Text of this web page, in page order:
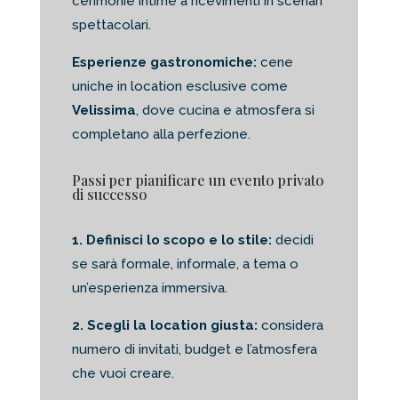
spettacolari.
Esperienze gastronomiche: cene
uniche in location esclusive come
Velissima, dove cucina e atmosfera si
completano alla perfezione.
Passi per pianificare un evento privato
di successo
1. Definisci lo scopo e lo stile: decidi
se sarà formale, informale, a tema o
un’esperienza immersiva.
2. Scegli la location giusta: considera
numero di invitati, budget e l’atmosfera
che vuoi creare.